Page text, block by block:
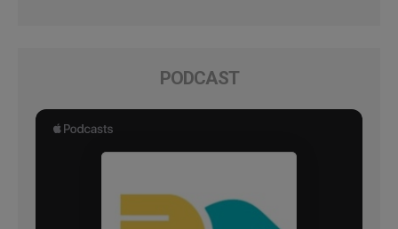
PODCAST